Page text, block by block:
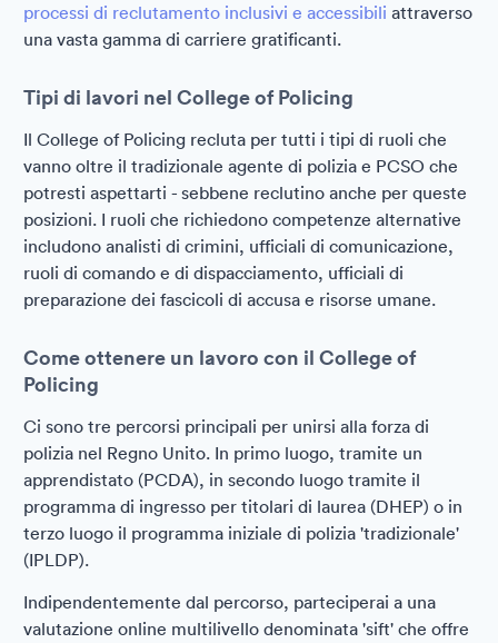
processi di reclutamento inclusivi e accessibili attraverso
una vasta gamma di carriere gratificanti.
Tipi di lavori nel College of Policing
Il College of Policing recluta per tutti i tipi di ruoli che
vanno oltre il tradizionale agente di polizia e PCSO che
potresti aspettarti - sebbene reclutino anche per queste
posizioni. I ruoli che richiedono competenze alternative
includono analisti di crimini, ufficiali di comunicazione,
ruoli di comando e di dispacciamento, ufficiali di
preparazione dei fascicoli di accusa e risorse umane.
Come ottenere un lavoro con il College of
Policing
Ci sono tre percorsi principali per unirsi alla forza di
polizia nel Regno Unito. In primo luogo, tramite un
apprendistato (PCDA), in secondo luogo tramite il
programma di ingresso per titolari di laurea (DHEP) o in
terzo luogo il programma iniziale di polizia 'tradizionale'
(IPLDP).
Indipendentemente dal percorso, parteciperai a una
valutazione online multilivello denominata 'sift' che offre